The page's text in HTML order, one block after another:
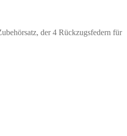
der 4 Rückzugsfedern für